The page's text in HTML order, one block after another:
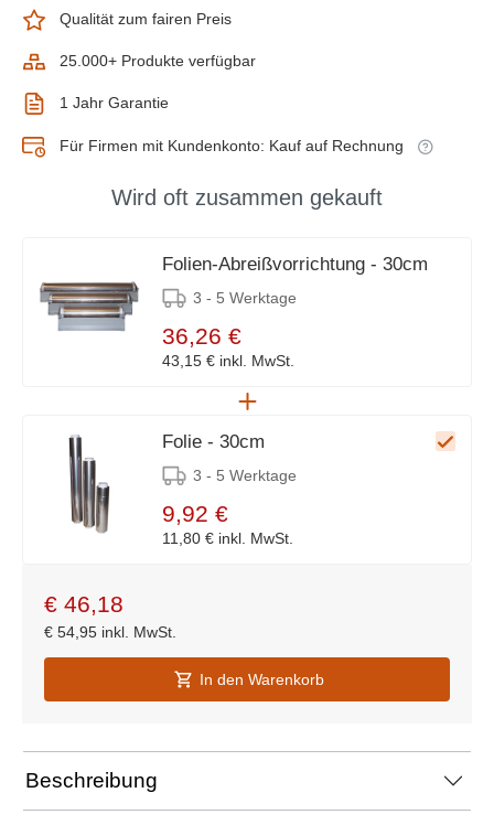
Qualität zum fairen Preis
25.000+ Produkte verfügbar
1 Jahr Garantie
Für Firmen mit Kundenkonto: Kauf auf Rechnung
Wird oft zusammen gekauft
Folien-Abreißvorrichtung - 30cm
3 - 5 Werktage
36,26 €
43,15 € inkl. MwSt.
Folie - 30cm
3 - 5 Werktage
9,92 €
11,80 € inkl. MwSt.
€ 46,18
€ 54,95 inkl. MwSt.
In den Warenkorb
Beschreibung